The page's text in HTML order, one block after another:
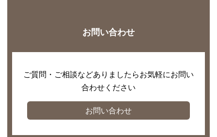
お問い合わせ
ご質問・ご相談などありましたらお気軽にお問い
合わせください
お問い合わせ